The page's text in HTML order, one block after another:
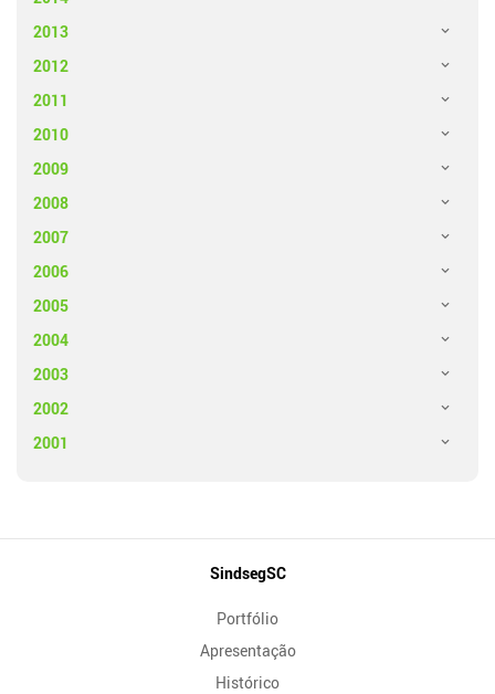
2013
2012
2011
2010
2009
2008
2007
2006
2005
2004
2003
2002
2001
SindsegSC
Portfólio
Apresentação
Histórico